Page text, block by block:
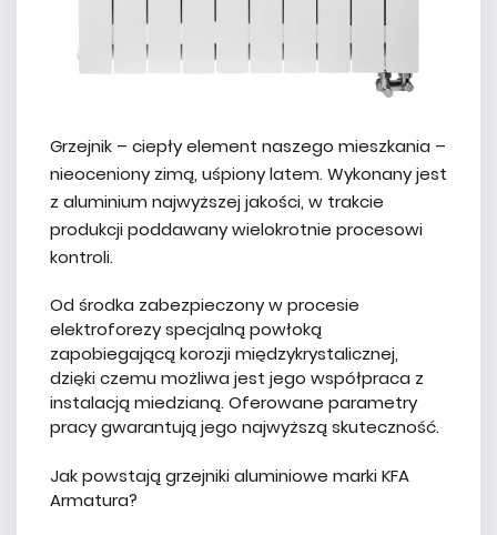
Grzejnik – ciepły element naszego mieszkania –
nieoceniony zimą, uśpiony latem. Wykonany jest
z aluminium najwyższej jakości, w trakcie
produkcji poddawany wielokrotnie procesowi
kontroli.
Od środka zabezpieczony w procesie
elektroforezy specjalną powłoką
zapobiegającą korozji międzykrystalicznej,
dzięki czemu możliwa jest jego współpraca z
instalacją miedzianą. Oferowane parametry
pracy gwarantują jego najwyższą skuteczność.
Jak powstają grzejniki aluminiowe marki KFA
Armatura?